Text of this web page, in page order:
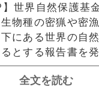
】世界自然保護基
物種の密猟や密
にある世界の自
とする報告書を発
全文を読む